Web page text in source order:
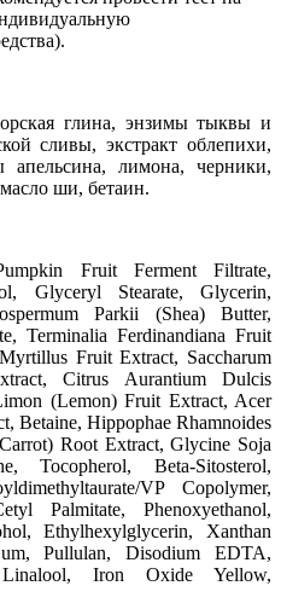
глина, энзимы тыквы и
сливы, экстракт облепихи,
апельсина, лимона, черники,
ши, бетаин.
Fruit Ferment Filtrate,
Glyceryl Stearate, Glycerin,
Parkii (Shea) Butter,
Terminalia Ferdinandiana Fruit
Fruit Extract, Saccharum
Citrus Aurantium Dulcis
(Lemon) Fruit Extract, Acer
Betaine, Hippophae Rhamnoides
Root Extract, Glycine Soja
Tocopherol, Beta-Sitosterol,
VP Copolymer,
Palmitate, Phenoxyethanol,
Ethylhexylglycerin, Xanthan
Pullulan, Disodium EDTA,
Iron Oxide Yellow,